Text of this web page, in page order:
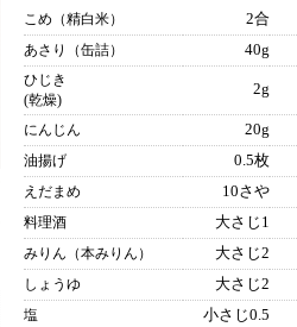
こめ（精白米） 2合
あさり（缶詰） 40g
ひじき
(乾燥)
2g
にんじん 20g
油揚げ 0.5枚
えだまめ 10さや
料理酒 大さじ1
みりん（本みりん） 大さじ2
しょうゆ 大さじ2
塩 小さじ0.5